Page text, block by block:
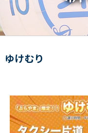
ゆけむり